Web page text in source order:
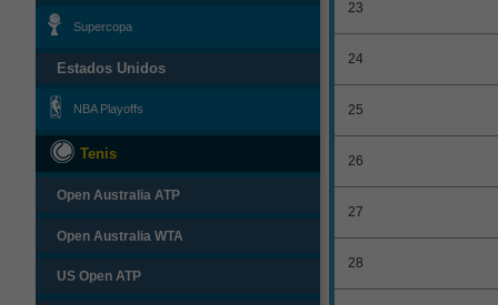
Supercopa
Estados Unidos
NBA Playoffs
Tenis
Open Australia ATP
Open Australia WTA
US Open ATP
23
24
25
26
27
28